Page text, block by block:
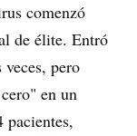
comenzó
de élite. Entró
pero
en un
pacientes,